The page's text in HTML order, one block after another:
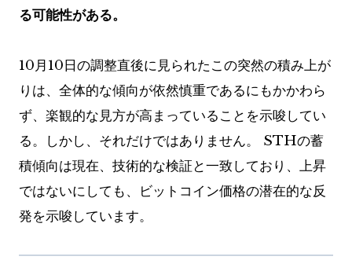
る可能性がある。
10月10日の調整直後に見られたこの突然の積み上が
りは、全体的な傾向が依然慎重であるにもかかわら
ず、楽観的な見方が高まっていることを示唆してい
る。しかし、それだけではありません。 STHの蓄
積傾向は現在、技術的な検証と一致しており、上昇
ではないにしても、ビットコイン価格の潜在的な反
発を示唆しています。